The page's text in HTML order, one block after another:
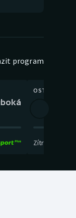
program
OSTATNÍ
Zítra